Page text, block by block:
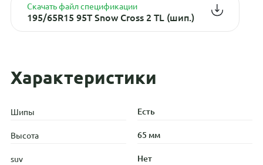
Скачать файл спецификации
195/65R15 95T Snow Cross 2 TL (шип.)
Характеристики
Шипы Есть
Высота 65 мм
suv Нет